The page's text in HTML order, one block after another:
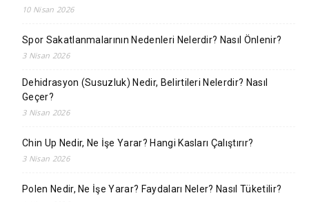
10 Nisan 2026
Spor Sakatlanmalarının Nedenleri Nelerdir? Nasıl Önlenir?
3 Nisan 2026
Dehidrasyon (Susuzluk) Nedir, Belirtileri Nelerdir? Nasıl
Geçer?
3 Nisan 2026
Chin Up Nedir, Ne İşe Yarar? Hangi Kasları Çalıştırır?
3 Nisan 2026
Polen Nedir, Ne İşe Yarar? Faydaları Neler? Nasıl Tüketilir?